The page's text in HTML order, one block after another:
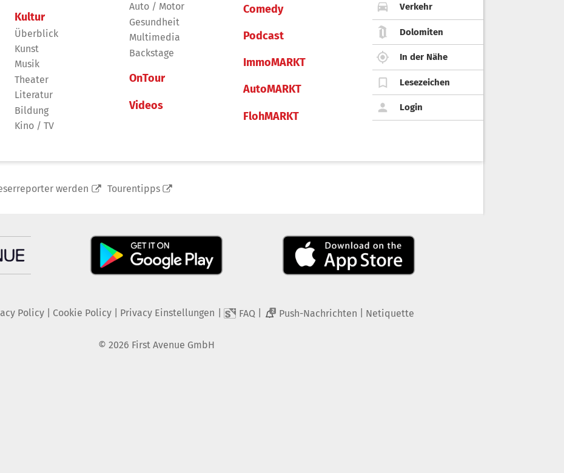
Kultur
Überblick
Kunst
Musik
Theater
Literatur
Bildung
Kino / TV
Auto / Motor
Gesundheit
Multimedia
Backstage
OnTour
Videos
Comedy
Podcast
ImmoMARKT
AutoMARKT
FlohMARKT
Verkehr
Dolomiten
In der Nähe
Lesezeichen
Login
werden Tourentipps
Policy| Cookie Policy| Privacy Einstellungen FAQ 2 Push-Nachrichten Netiquette
© 2026 First Avenue GmbH